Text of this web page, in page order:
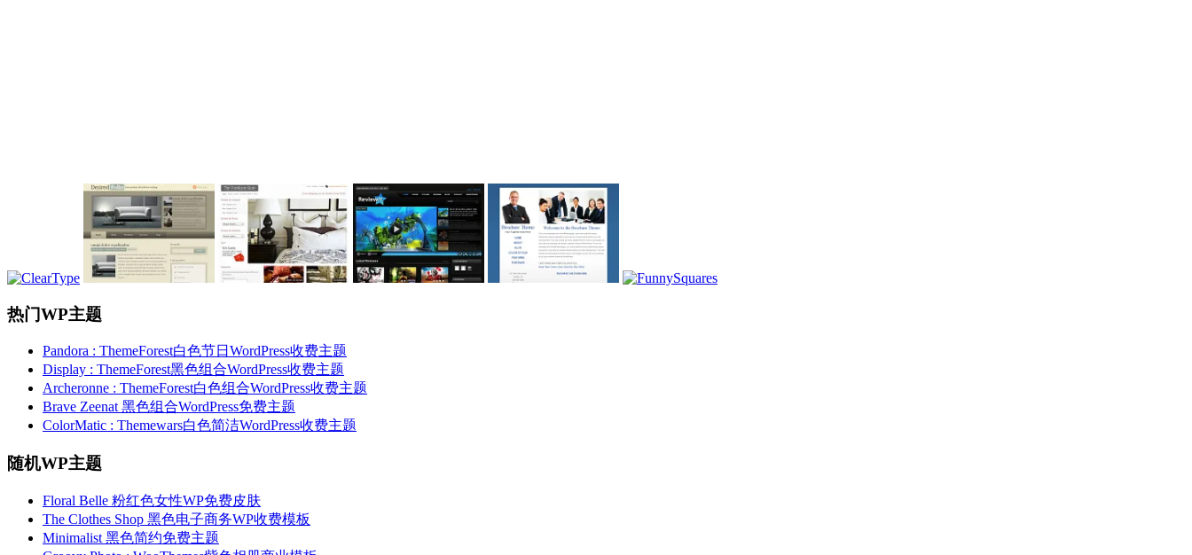
热门WP主题
Pandora : ThemeForest白色节日WordPress收费主题
Display : ThemeForest黑色组合WordPress收费主题
Archeronne : ThemeForest白色组合WordPress收费主题
Brave Zeenat 黑色组合WordPress免费主题
ColorMatic : Themewars白色简洁WordPress收费主题
随机WP主题
Floral Belle 粉红色女性WP免费皮肤
The Clothes Shop 黑色电子商务WP收费模板
Minimalist 黑色简约免费主题